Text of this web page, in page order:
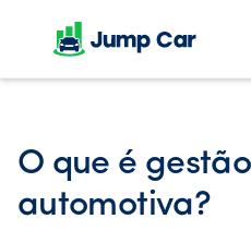
O que é
automotiva?